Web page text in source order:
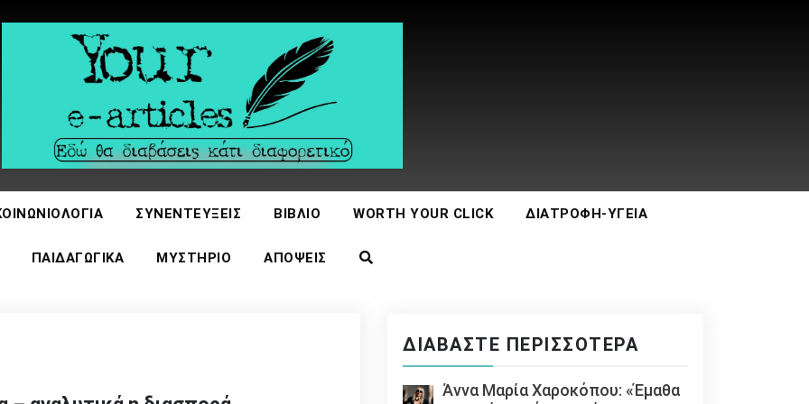
ΣΥΝΕΝΤΕΎΞΕΙΣ ΒΙΒΛΊΟ WORTH YOUR CLICK ΔΙΑΤΡΟΦΉ-ΥΓΕΊΑ
ΠΑΙΔΑΓΩΓΙΚΆ ΜΥΣΤΉΡΙΟ ΑΠΌΨΕΙΣ
ΔΙΑΒΆΣΤΕ ΠΕΡΙΣΣΌΤΕΡΑ
Άννα Μαρία Χαροκόπου: «Έμαθα